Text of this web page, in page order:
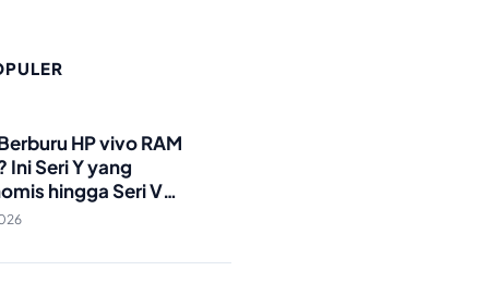
HP vivo RAM
Ini Seri Y yang
hingga Seri V
Militer!